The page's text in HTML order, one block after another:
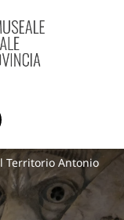
della
Territorio Antonio